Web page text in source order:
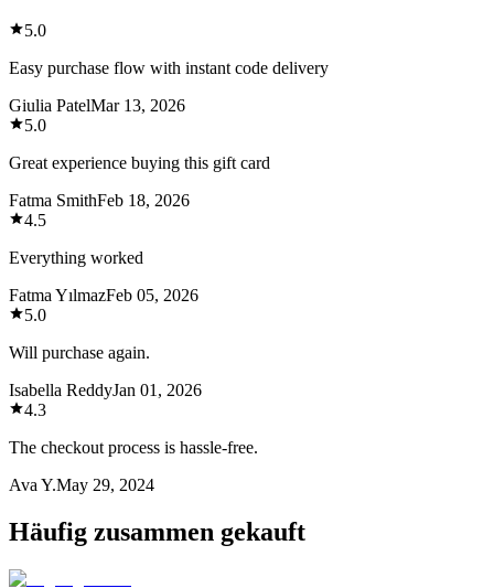
5.0
Easy purchase flow with instant code delivery
Giulia PatelMar 13, 2026
5.0
Great experience buying this gift card
Fatma SmithFeb 18, 2026
4.5
Everything worked
Fatma YılmazFeb 05, 2026
5.0
Will purchase again.
Isabella ReddyJan 01, 2026
4.3
The checkout process is hassle-free.
Ava Y.May 29, 2024
Häufig zusammen gekauft